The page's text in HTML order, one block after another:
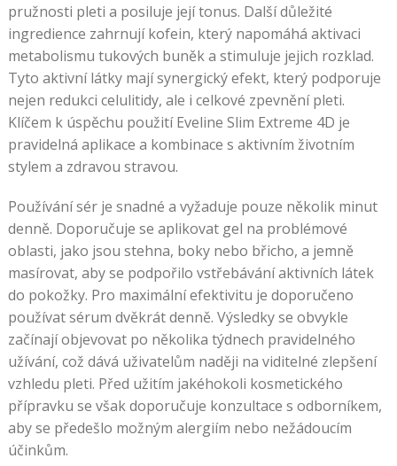
pružnosti pleti a posiluje její tonus. Další důležité
ingredience zahrnují kofein, který napomáhá aktivaci
metabolismu tukových buněk a stimuluje jejich rozklad.
Tyto aktivní látky mají synergický efekt, který podporuje
nejen redukci celulitidy, ale i celkové zpevnění pleti.
Klíčem k úspěchu použití Eveline Slim Extreme 4D je
pravidelná aplikace a kombinace s aktivním životním
stylem a zdravou stravou.
Používání sér je snadné a vyžaduje pouze několik minut
denně. Doporučuje se aplikovat gel na problémové
oblasti, jako jsou stehna, boky nebo břicho, a jemně
masírovat, aby se podpořilo vstřebávání aktivních látek
do pokožky. Pro maximální efektivitu je doporučeno
používat sérum dvěkrát denně. Výsledky se obvykle
začínají objevovat po několika týdnech pravidelného
užívání, což dává uživatelům naději na viditelné zlepšení
vzhledu pleti. Před užitím jakéhokoli kosmetického
přípravku se však doporučuje konzultace s odborníkem,
aby se předešlo možným alergiím nebo nežádoucím
účinkům.